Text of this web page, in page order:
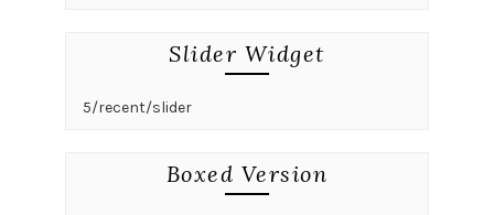
Slider Widget
5/recent/slider
Boxed Version